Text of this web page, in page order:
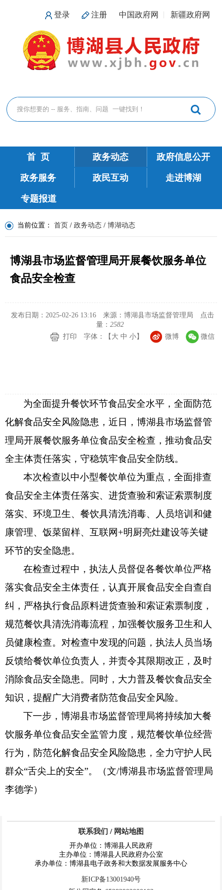
登录 注册 中国政府网 新疆政府网
首 页 政务动态 政府信息公开
政务服务 政民互动 走进博湖
专题报道
当前位置： 首页 / 政务动态 / 博湖动态
博湖县市场监督管理局开展餐饮服务单位
食品安全检查
发布日期：2025-02-26 13:16 来源：博湖县市场监督管理局
点击
量： 2582
打印
字体：【 大 中 小】 微博 微信
为全面提升餐饮环节食品安全水平，全面防范
化解食品安全风险隐患，近日， 博湖县市场监督管
理局开展餐饮服务单位食品安全检查，推动食品安
全主体责任落实，守稳筑牢食品安全防线。
本次检查以中小型餐饮单位为重点，全面排查
食品安全主体责任落实、进货查验和索证索票制度
落实、环境卫生、餐饮具清洗消毒、人员培训和健
康管理、饭菜留样、互联网+明厨亮灶建设等关键
环节的安全隐患。
在检查过程中，执法人员督促各餐饮单位严格
落实食品安全主体责任，认真开展食品安全自查自
纠，严格执行食品原料进货查验和索证索票制度，
规范餐饮具清洗消毒流程，加强餐饮服务卫生和人
员健康检查。对检查中发现的问题，执法人员当场
反馈给餐饮单位负责人，并责令其限期改正，及时
消除食品安全隐患。同时，大力普及餐饮食品安全
知识，提醒广大消费者防范食品安全风险。
下一步，博湖县市场监督管理局将持续加大餐
饮服务单位食品安全监管力度，规范餐饮单位经营
行为，防范化解食品安全风险隐患，全力守护人民
群众“舌尖上的安全”。 （文/博湖县市场监督管理局
李德学）
联系我们 / 网站地图
开办单位：博湖县人民政府
主办单位：博湖县人民政府办公室
承办单位：博湖县电子政务和大数据发展服务中心
新ICP备13001940号